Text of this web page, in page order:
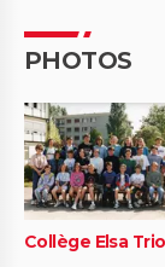
PHOTOS
Collège Elsa